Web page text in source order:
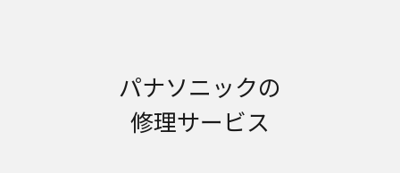
修正・更新するものではありません。
商品には、取扱説明書を補足する操作ガイドなど
の印刷物が同梱されていることがありますが、本
パナソニックの
修理サービス